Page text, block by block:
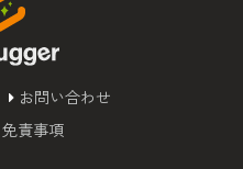
お問い合わせ
免責事項